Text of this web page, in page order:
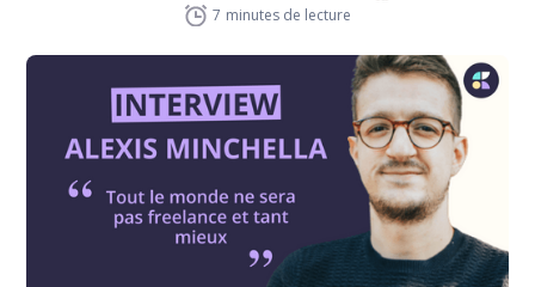
7 minutes de lecture